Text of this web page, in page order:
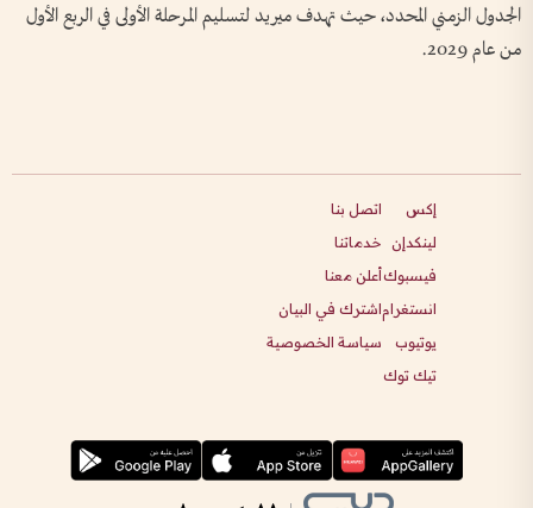
الجدول الزمني المحدد، حيث تهدف ميريد لتسليم المرحلة الأولى في الربع الأول
من عام 2029.
إكس
لينكدإن
فيسبوك
انستغرام
يوتيوب
تيك توك
اتصل بنا
خدماتنا
أعلن معنا
اشترك في البيان
سياسة الخصوصية